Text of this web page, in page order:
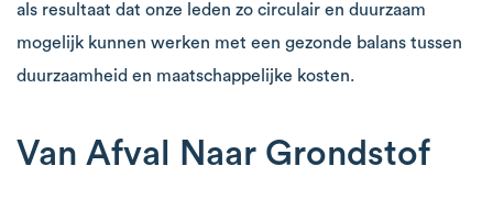
als resultaat dat onze leden zo circulair en duurzaam
mogelijk kunnen werken met een gezonde balans tussen
duurzaamheid en maatschappelijke kosten.
Van Afval Naar Grondstof